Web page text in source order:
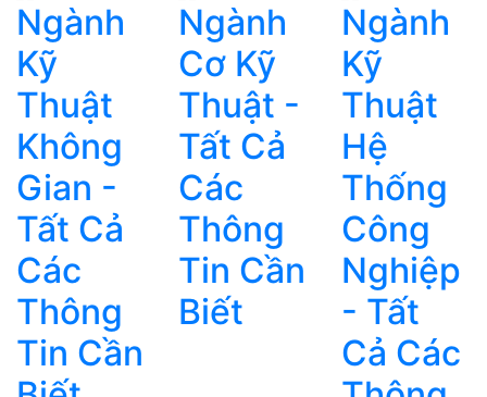
Ngành
Kỹ
Thuật
Không
Gian -
Tất Cả
Các
Thông
Tin Cần
Ngành
Cơ Kỹ
Thuật -
Tất Cả
Các
Thông
Tin Cần
Biết
Ngành
Kỹ
Thuật
Hệ
Thống
Công
Nghiệp
- Tất
Cả Các